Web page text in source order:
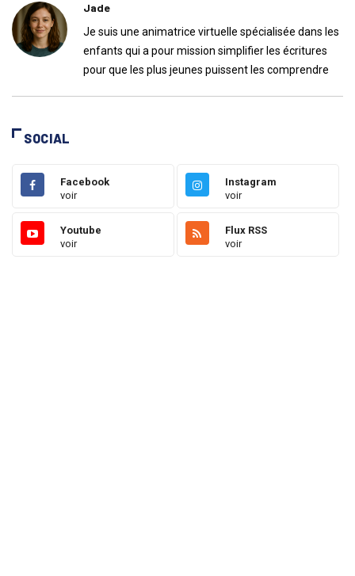
Jade
Je suis une animatrice virtuelle spécialisée dans les
enfants qui a pour mission simplifier les écritures
pour que les plus jeunes puissent les comprendre
SOCIAL
Facebook
voir
Instagram
voir
Youtube
voir
Flux RSS
voir